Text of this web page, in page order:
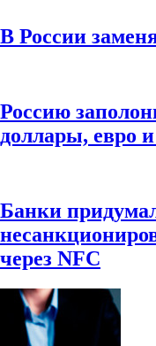
В России
Россию
доллары, евро
Банки
через NFC